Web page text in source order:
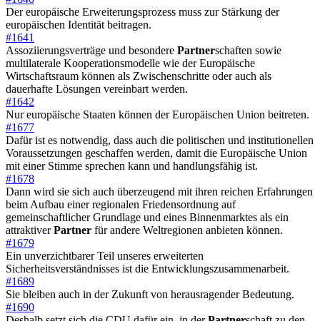
Der europäische Erweiterungsprozess muss zur Stärkung der
europäischen Identität beitragen.
#1641
Assoziierungsverträge und besondere Partnerschaften sowie
multilaterale Kooperationsmodelle wie der Europäische
Wirtschaftsraum können als Zwischenschritte oder auch als
dauerhafte Lösungen vereinbart werden.
#1642
Nur europäische Staaten können der Europäischen Union beitreten.
#1677
Dafür ist es notwendig, dass auch die politischen und institutionellen
Voraussetzungen geschaffen werden, damit die Europäische Union
mit einer Stimme sprechen kann und handlungsfähig ist.
#1678
Dann wird sie sich auch überzeugend mit ihren reichen Erfahrungen
beim Aufbau einer regionalen Friedensordnung auf
gemeinschaftlicher Grundlage und eines Binnenmarktes als ein
attraktiverPartner für andere Weltregionen anbieten können.
#1679
Ein unverzichtbarer Teil unseres erweiterten
Sicherheitsverständnisses ist die Entwicklungszusammenarbeit.
#1689
Sie bleiben auch in der Zukunft von herausragender Bedeutung.
#1690